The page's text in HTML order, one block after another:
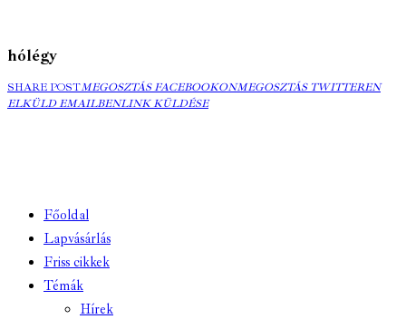
hólégy
SHARE POSTMEGOSZTÁS
FACEBOOKON
MEGOSZTÁS FACEBOOKONMEGOSZTÁS
MEGOSZTÁS TWITTEREN
ELKÜLD EMAILBENCOPY
LINK KÜLDÉSE
Főoldal
Lapvásárlás
Friss cikkek
Témák
Hírek